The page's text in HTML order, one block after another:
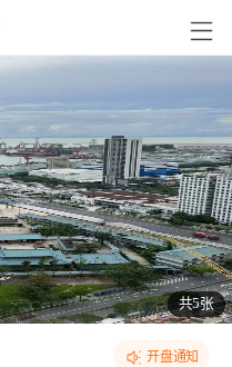
共5张
开盘通知